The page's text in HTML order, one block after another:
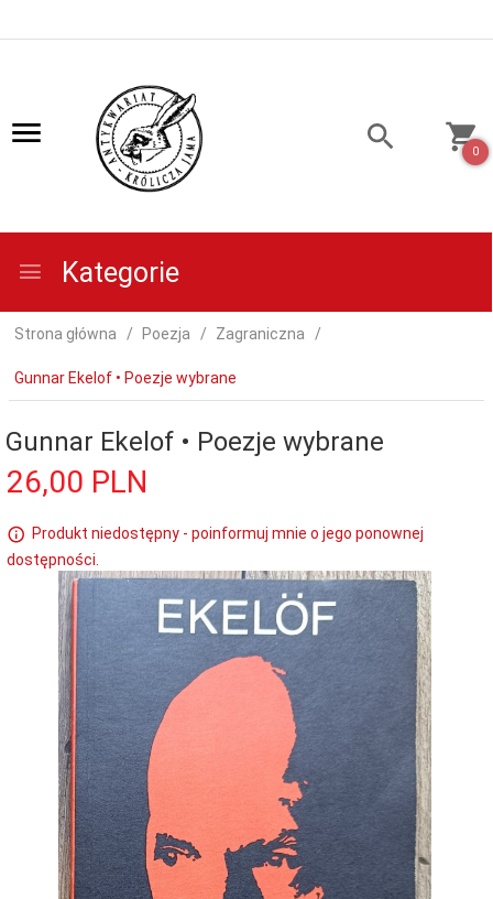
0
Kategorie
Strona główna Poezja Zagraniczna
Gunnar Ekelof • Poezje wybrane
Gunnar Ekelof • Poezje wybrane
26,00 PLN
Produkt niedostępny - poinformuj mnie o jego ponownej
dostępności.